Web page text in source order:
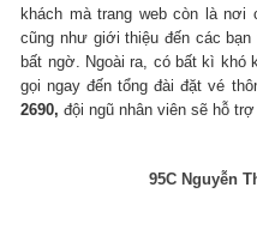
khách mà trang web còn là nơi
cũng như giới thiệu đến các
bất ngờ. Ngoài ra, có bất kì khó
gọi ngay đến tổng đài đặt vé
2690, đội ngũ nhân viên sẽ hỗ trợ
95C Nguyễn